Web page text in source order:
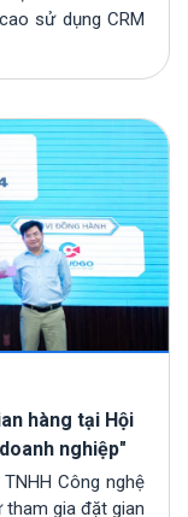
sử dụng CRM
hàng tại Hội
nghiệp"
Công nghệ
tham gia đặt gian